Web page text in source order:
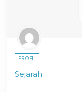
PROFIL
Sejarah